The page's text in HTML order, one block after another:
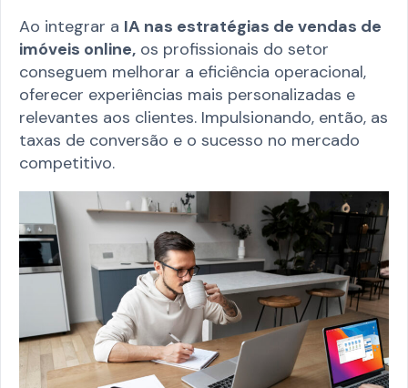
Ao integrar a IA nas estratégias de vendas de
imóveis online, os profissionais do setor
conseguem melhorar a eficiência operacional,
oferecer experiências mais personalizadas e
relevantes aos clientes. Impulsionando, então, as
taxas de conversão e o sucesso no mercado
competitivo.